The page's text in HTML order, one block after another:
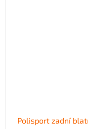
Polisport zadní